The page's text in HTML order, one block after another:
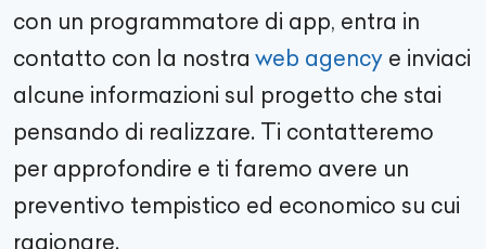
con un programmatore di app, entra in
contatto con la nostra web agency e inviaci
alcune informazioni sul progetto che stai
pensando di realizzare. Ti contatteremo
per approfondire e ti faremo avere un
preventivo tempistico ed economico su cui
ragionare.